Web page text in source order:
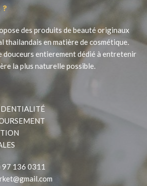
?
des produits de beauté originaux
thailandais en matière de cosmétique.
douceurs entierement dédié à entretenir
la plus naturelle possible.
97 136 0311